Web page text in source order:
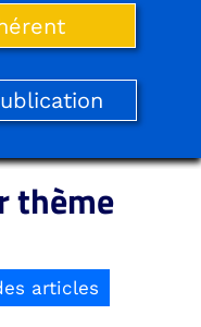
thème
articles